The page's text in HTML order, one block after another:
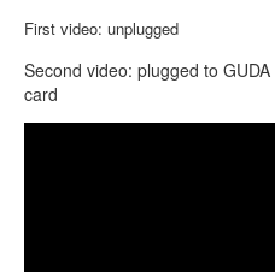
TIENDA
PEDIDO
First video: unplugged
Second video: plugged to GUDA
card